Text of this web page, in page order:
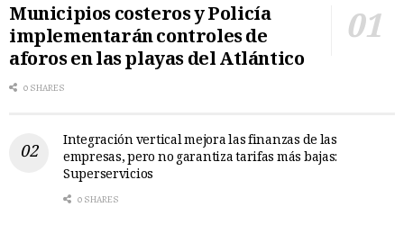
Municipios costeros y Policía
implementarán controles de
aforos en las playas del Atlántico
0 SHARES
Integración vertical mejora las finanzas de las
empresas, pero no garantiza tarifas más bajas:
Superservicios
0 SHARES